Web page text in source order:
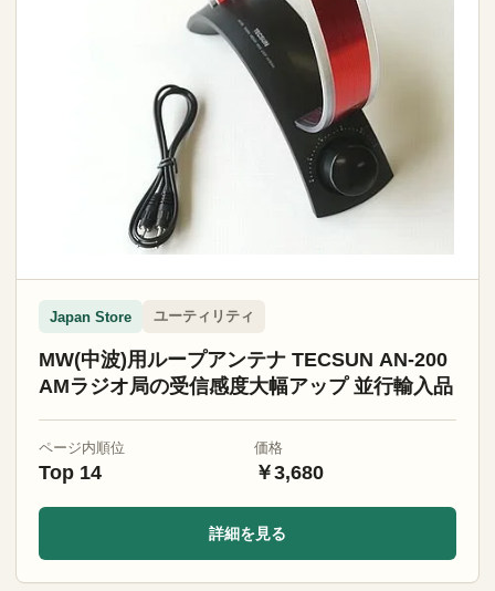
Japan Store ユーティリティ
MW(中波)用ループアンテナ TECSUN AN-200
AMラジオ局の受信感度大幅アップ 並行輸入品
ページ内順位
Top 14
価格
￥3,680
詳細を見る